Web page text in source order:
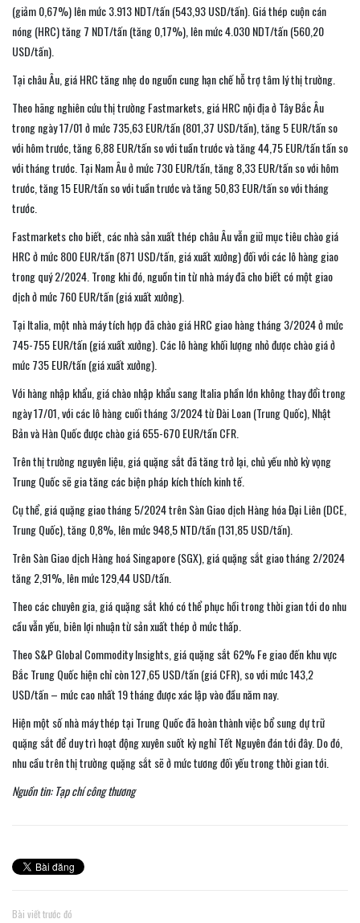
(giảm 0,67%) lên mức 3.913 NDT/tấn (543,93 USD/tấn). Giá thép cuộn cán
nóng (HRC) tăng 7 NDT/tấn (tăng 0,17%), lên mức 4.030 NDT/tấn (560,20
USD/tấn).
Tại châu Âu, giá HRC tăng nhẹ do nguồn cung hạn chế hỗ trợ tâm lý thị trường.
Theo hãng nghiên cứu thị trường Fastmarkets, giá HRC nội địa ở Tây Bắc Âu
trong ngày 17/01 ở mức 735,63 EUR/tấn (801,37 USD/tấn), tăng 5 EUR/tấn so
với hôm trước, tăng 6,88 EUR/tấn so với tuần trước và tăng 44,75 EUR/tấn tấn so
với tháng trước. Tại Nam Âu ở mức 730 EUR/tấn, tăng 8,33 EUR/tấn so với hôm
trước, tăng 15 EUR/tấn so với tuần trước và tăng 50,83 EUR/tấn so với tháng
trước.
Fastmarkets cho biết, các nhà sản xuất thép châu Âu vẫn giữ mục tiêu chào giá
HRC ở mức 800 EUR/tấn (871 USD/tấn, giá xuất xưởng) đối với các lô hàng giao
trong quý 2/2024. Trong khi đó, nguồn tin từ nhà máy đã cho biết có một giao
dịch ở mức 760 EUR/tấn (giá xuất xưởng).
Tại Italia, một nhà máy tích hợp đã chào giá HRC giao hàng tháng 3/2024 ở mức
745-755 EUR/tấn (giá xuất xưởng). Các lô hàng khối lượng nhỏ được chào giá ở
mức 735 EUR/tấn (giá xuất xưởng).
Với hàng nhập khẩu, giá chào nhập khẩu sang Italia phần lớn không thay đổi trong
ngày 17/01, với các lô hàng cuối tháng 3/2024 từ Đài Loan (Trung Quốc), Nhật
Bản và Hàn Quốc được chào giá 655-670 EUR/tấn CFR.
Trên thị trường nguyên liệu, giá quặng sắt đã tăng trở lại, chủ yếu nhờ kỳ vọng
Trung Quốc sẽ gia tăng các biện pháp kích thích kinh tế.
Cụ thể, giá quặng giao tháng 5/2024 trên Sàn Giao dịch Hàng hóa Đại Liên (DCE,
Trung Quốc), tăng 0,8%, lên mức 948,5 NTD/tấn (131,85 USD/tấn).
Trên Sàn Giao dịch Hàng hoá Singapore (SGX), giá quặng sắt giao tháng 2/2024
tăng 2,91%, lên mức 129,44 USD/tấn.
Theo các chuyên gia, giá quặng sắt khó có thể phục hồi trong thời gian tới do nhu
cầu vẫn yếu, biên lợi nhuận từ sản xuất thép ở mức thấp.
Theo S&P Global Commodity Insights, giá quặng sắt 62% Fe giao đến khu vực
Bắc Trung Quốc hiện chỉ còn 127,65 USD/tấn (giá CFR), so với mức 143,2
USD/tấn – mức cao nhất 19 tháng được xác lập vào đầu năm nay.
Hiện một số nhà máy thép tại Trung Quốc đã hoàn thành việc bổ sung dự trữ
quặng sắt để duy trì hoạt động xuyên suốt kỳ nghỉ Tết Nguyên đán tới đây. Do đó,
nhu cầu trên thị trường quặng sắt sẽ ở mức tương đối yếu trong thời gian tới.
Nguồn tin: Tạp chí công thương
Bài viết trước đó